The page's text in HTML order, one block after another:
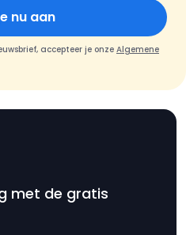
nu aan
accepteer je onze Algemene
met de gratis